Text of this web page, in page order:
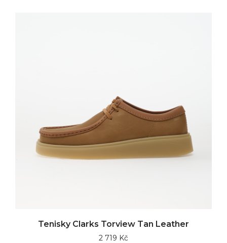
Tenisky Clarks Torview Tan Leather
2 719 Kč